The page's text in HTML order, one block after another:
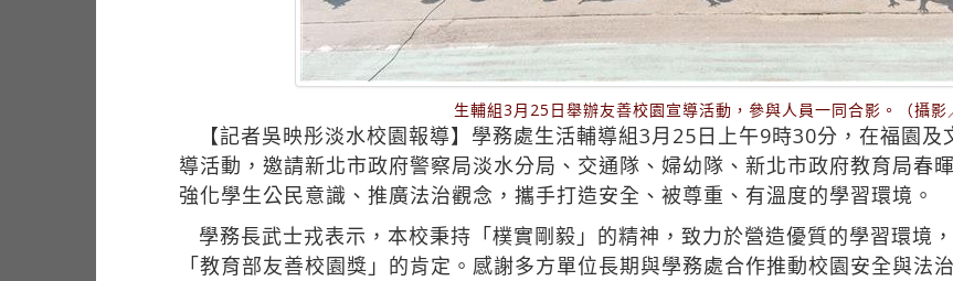
生輔組3月25日舉辦友善校園宣導活動，參與人員一同合影。（攝影
【記者吳映彤淡水校園報導】學務處生活輔導組3月25日上午9時30分，在福園
導活動，邀請新北市政府警察局淡水分局、交通隊、婦幼隊、新北市政府教育局春
強化學生公民意識、推廣法治觀念，攜手打造安全、被尊重、有溫度的學習環境。
學務長武士戎表示，本校秉持「樸實剛毅」的精神，致力於營造優質的學習環境
「教育部友善校園獎」的肯定。感謝多方單位長期與學務處合作推動校園安全與法